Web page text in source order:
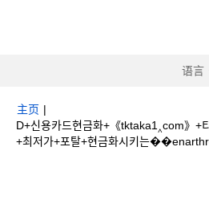
语言
主页 |
D+신용카드현금화+《tktaka1‸com》+
+최저가+포탈+현금화시키는